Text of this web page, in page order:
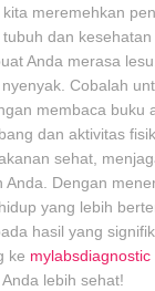
kita meremehkan
dan
Anda merasa
Cobalah
membaca buku
dan aktivitas
sehat,
Anda. Dengan
yang lebih
hasil yang
ke mylabsdiagnostic
lebih sehat!